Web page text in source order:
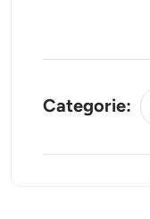
Categorie: